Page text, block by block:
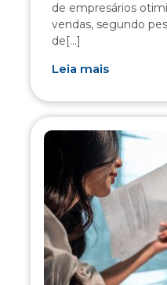
de empresários
vendas, segundo
de[...]
Leia mais